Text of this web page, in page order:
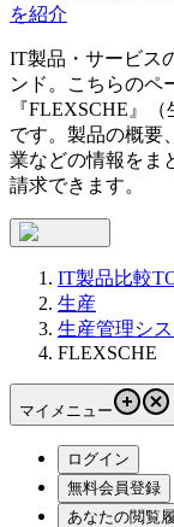
を紹介
IT製品・サービス
ンド。こちらのペ
『FLEXSCHE 』（
です。製品の概要
業などの情報をま
請求できます。
IT製品比較
生産
生産管理シ
FLEXSCHE
マイメニュー
ログイン
無料会員登録
あなたの閲覧